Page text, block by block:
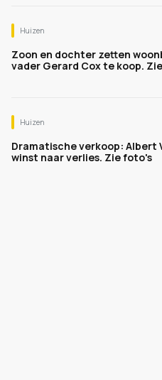
Huizen
Zoon en dochter zetten
vader Gerard Cox te koop.
Huizen
Dramatische verkoop: Albert
winst naar verlies. Zie foto's